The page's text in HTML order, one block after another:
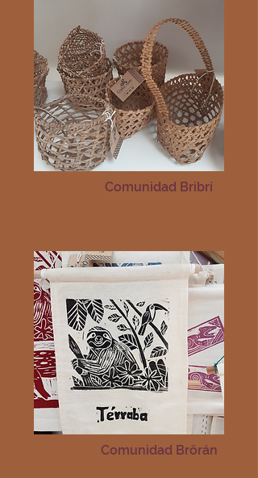
Comunidad Bribrí
Comunidad Brörán